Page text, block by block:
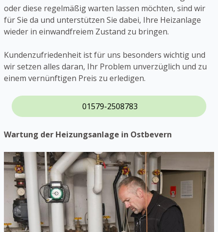
oder diese regelmäßig warten lassen möchten, sind wir
für Sie da und unterstützen Sie dabei, Ihre Heizanlage
wieder in einwandfreiem Zustand zu bringen.
Kundenzufriedenheit ist für uns besonders wichtig und
wir setzen alles daran, Ihr Problem unverzüglich und zu
einem vernünftigen Preis zu erledigen.
01579-2508783
Wartung der Heizungsanlage in Ostbevern